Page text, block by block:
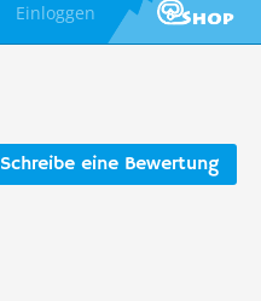
Einloggen
Schreibe eine Bewertung